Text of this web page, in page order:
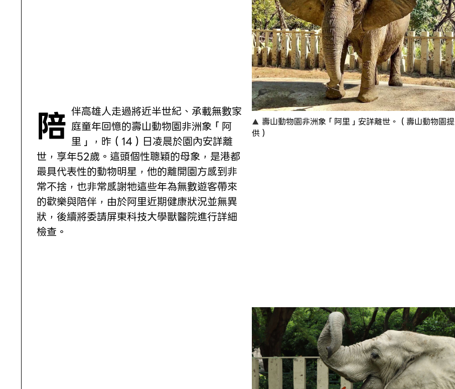
陪伴高雄人走過將近半世紀、承載無數家 庭童年回憶的壽山動物園非洲象「阿
里」，昨（14）日凌晨於園內安詳離
世，享年52歲。這頭個性聰穎的母象，是港都
最具代表性的動物明星，他的離開園方感到非
常不捨，也非常感謝牠這些年為無數遊客帶來
的歡樂與陪伴，由於阿里近期健康狀況並無異
狀，後續將委請屏東科技大學獸醫院進行詳細
檢查。
壽山動物園非洲象「阿里」安詳離世。（壽山動物園提
供）